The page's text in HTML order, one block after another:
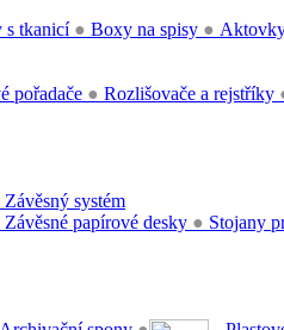
s tkanicí ● Boxy na spisy ●
pořadače ● Rozlišovače a rejstříky
Závěsný systém
Závěsné papírové desky ● Stojany